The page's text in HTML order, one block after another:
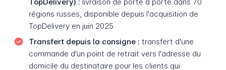
régions russes, disponible depuis l'acquisition de
TopDelivery en juin 2025
Transfert depuis la consigne : transfert d'une
commande d'un point de retrait vers l'adresse du
domicile du destinataire pour les clients qui